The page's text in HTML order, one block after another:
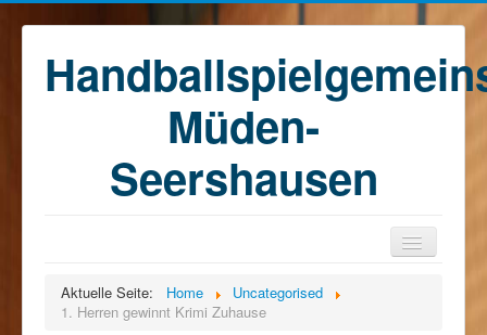
Müden-
Seershausen
Teams
Aktuelle Seite: Home
Uncategorised
1. Herren gewinnt Krimi Zuhause